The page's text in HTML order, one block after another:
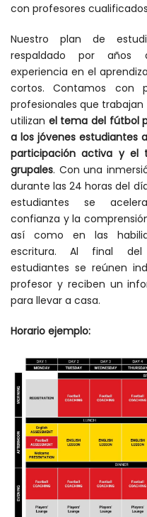
con profesores
Nuestro plan de
respaldado por años
experiencia en el
cortos. Contamos con
profesionales que
utilizan el tema del fútbol
a los jóvenes estudiantes
participación activa y el
grupales. Con una
durante las 24 horas del
estudiantes se
confianza y la
así como en las
escritura. Al final del
estudiantes se reúnen
profesor y reciben un
para llevar a casa.
Horario ejemplo: